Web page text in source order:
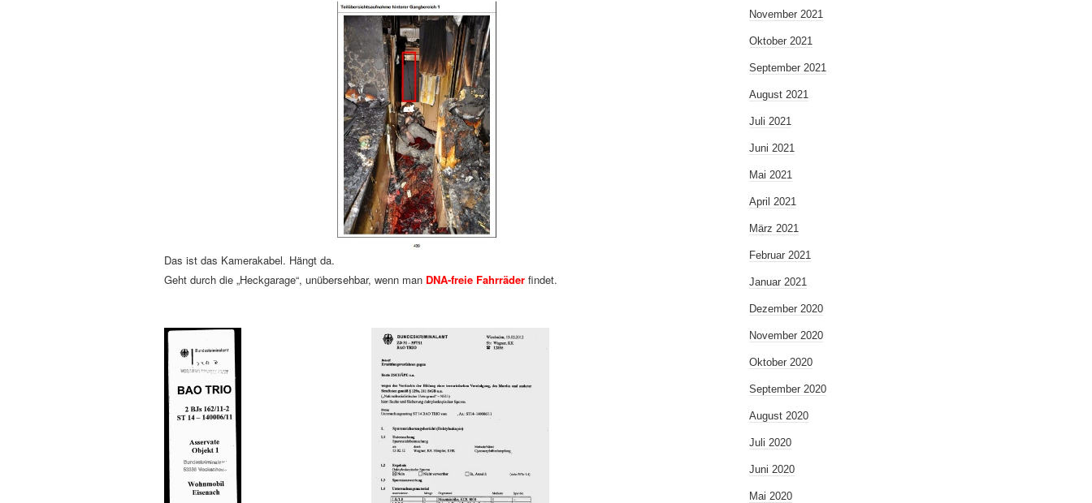
Das ist das Kamerakabel. Hängt da.
Geht durch die „Heckgarage“, unübersehbar, wenn man DNA-freie Fahrräder findet.
November 2021
Oktober 2021
September 2021
August 2021
Juli 2021
Juni 2021
Mai 2021
April 2021
März 2021
Februar 2021
Januar 2021
Dezember 2020
November 2020
Oktober 2020
September 2020
August 2020
Juli 2020
Juni 2020
Mai 2020